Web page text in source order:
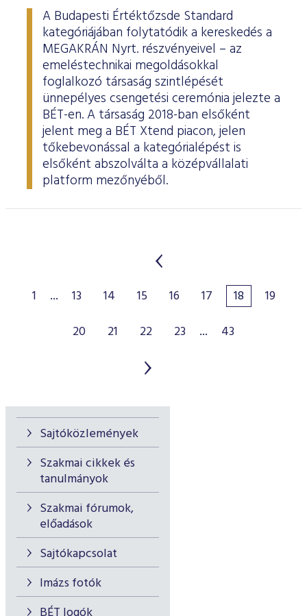
Sajtóközlemények
Szakmai cikkek és
tanulmányok
Szakmai fórumok,
előadások
Sajtókapcsolat
Imázs fotók
A Budapesti Értéktőzsde Standard
kategóriájában folytatódik a kereskedés a
MEGAKRÁN Nyrt. részvényeivel – az
emeléstechnikai megoldásokkal
foglalkozó társaság szintlépését
ünnepélyes csengetési ceremónia jelezte a
BÉT-en. A társaság 2018-ban elsőként
jelent meg a BÉT Xtend piacon, jelen
tőkebevonással a kategórialépést is
elsőként abszolválta a középvállalati
platform mezőnyéből.
1 ... 13 14 15 16 17 18
19
20
21 22 23 ... 43